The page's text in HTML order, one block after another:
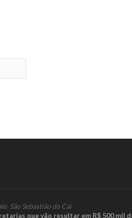
, São Sebastião do Caí
que vão resultar em R$ 500 mil